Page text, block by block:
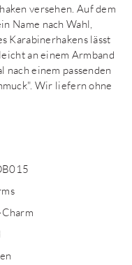
versehen. Auf dem
Name nach Wahl,
Karabinerhakens lässt
an einem Armband
nach einem passenden
Wir liefern ohne